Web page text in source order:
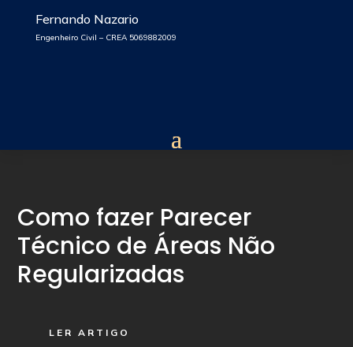
Fernando Nazario
Engenheiro Civil – CREA 5069882009
Como fazer Parecer
Técnico de Áreas Não
Regularizadas
LER ARTIGO